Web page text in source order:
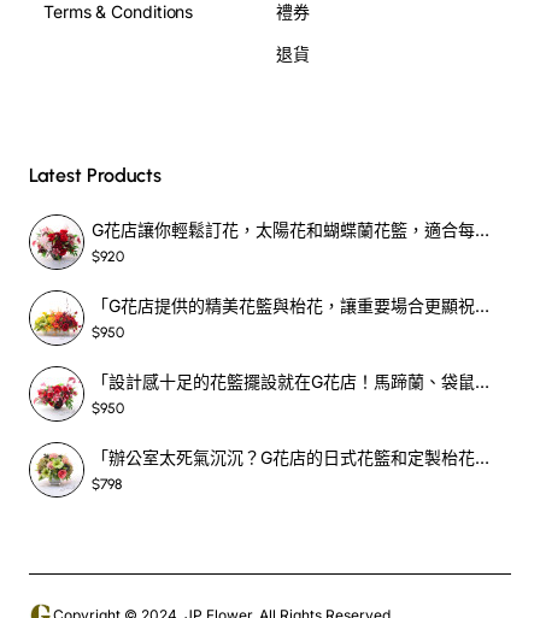
Terms & Conditions 禮券
退貨
Latest Products
G花店讓你輕鬆訂花，太陽花和蝴蝶蘭花籃，適合每個重要時刻！-SF390
$920
「G花店提供的精美花籃與枱花，讓重要場合更顯祝賀與喜悅，適合各種用場！」-SF398
$950
「設計感十足的花籃擺設就在G花店！馬蹄蘭、袋鼠爪、罌粟花，為你的重大場合增光添彩！」-SF209
$950
「辦公室太死氣沉沉？G花店的日式花籃和定製枱花，為你帶來新鮮感！」-SF465
$798